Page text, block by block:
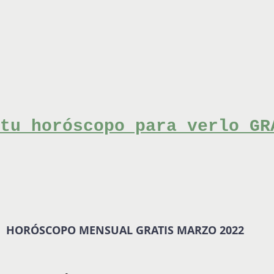
horóscopo para verlo
HORÓSCOPO MENSUAL GRATIS MARZO 2022